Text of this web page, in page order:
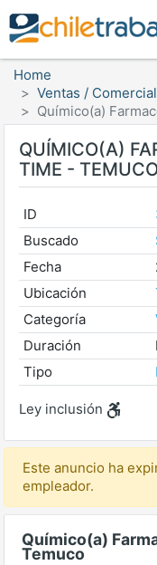
Home
Ventas / Comercial
Químico(a)
QUÍMICO(A)
TIME -
ID
Buscado
Fecha
Ubicación
Categoría
Duración
Tipo
Ley inclusión
Este anuncio ha
empleador.
Químico(a)
Temuco